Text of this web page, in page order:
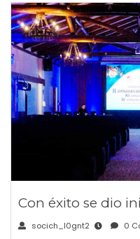
Con éxito se dio
socich_l0gnt2 0